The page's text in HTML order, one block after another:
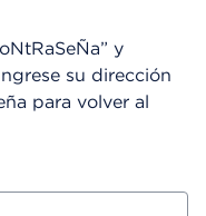
y
su dirección
para volver al